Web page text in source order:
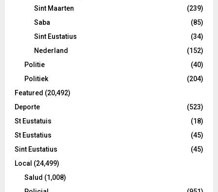
Sint Maarten
(239)
Saba
(85)
Sint Eustatius
(34)
Nederland
(152)
Politie
(40)
Politiek
(204)
Featured (20,492)
Deporte
(523)
St Eustatuis
(18)
St Eustatius
(45)
Sint Eustatius
(45)
Local (24,499)
Salud (1,008)